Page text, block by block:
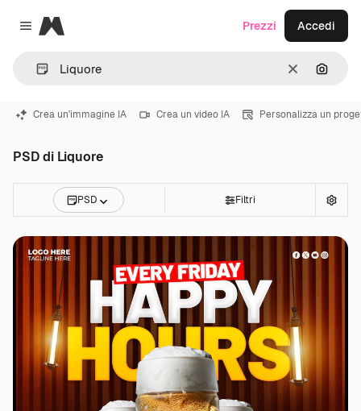
Close menu
Magnific
CancellaCerca
Prezzi Accedi
Crea un'immagine IA Crea un video IA Personalizza un
PSD di Liquore
PSD Filtri